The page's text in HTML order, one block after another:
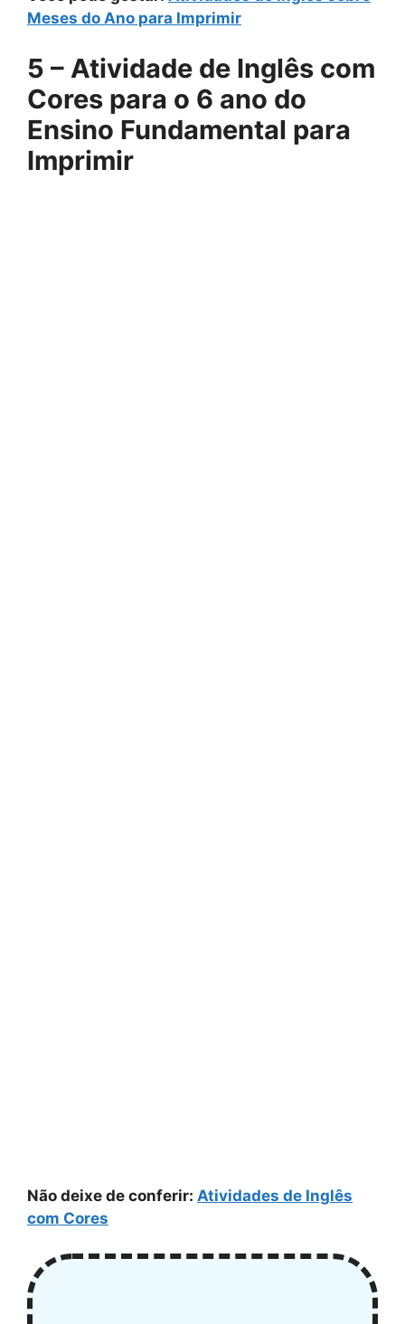
Meses do Ano para Imprimir
5 – Atividade de Inglês com
Cores para o 6 ano do
Ensino Fundamental para
Imprimir
Não deixe de conferir: Atividades de Inglês
com Cores